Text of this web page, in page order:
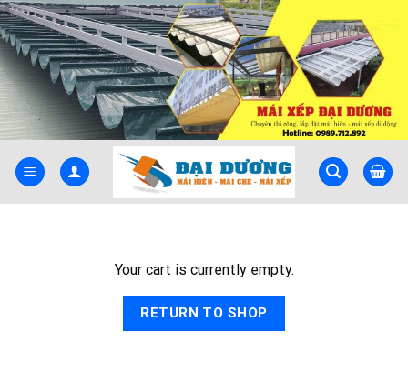
Skip
to
content
Your cart is currently empty.
RETURN TO SHOP